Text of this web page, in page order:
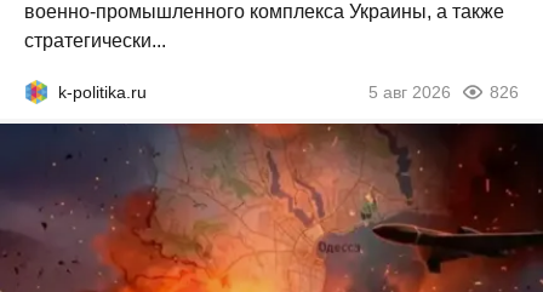
военно-промышленного комплекса Украины, а также
стратегически...
k-politika.ru 5 авг 2026 826